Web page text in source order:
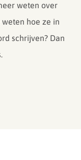
weten over
hoe ze in
schrijven? Dan